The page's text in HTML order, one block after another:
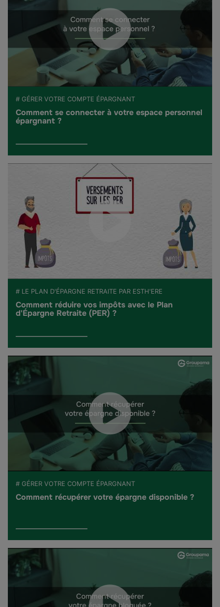
# GÉRER VOTRE COMPTE ÉPARGNANT
Comment se connecter à votre espace personnel
épargnant ?
# LE PLAN D'ÉPARGNE RETRAITE PAR ESTH'ERE
Comment réduire vos impôts avec le Plan
d'Épargne Retraite (PER) ?
# GÉRER VOTRE COMPTE ÉPARGNANT
Comment récupérer votre épargne disponible ?